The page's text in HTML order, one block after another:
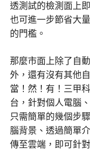
透測試的檢測面上
也可進一步節省大
的門檻。
那麼市面上除了自
外，還有沒有其他
當！然！有！三甲
台，針對個人電腦
只需簡單的幾個步
腦背景、透過簡單
傳至雲端，即可針